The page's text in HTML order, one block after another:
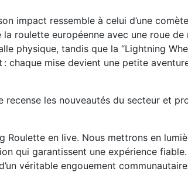
impact ressemble à celui d’une
roulette européenne avec une roue
physique, tandis que la “Lightning
chaque mise devient une petite
les nouveautés du secteur et
en live. Nous mettrons en
qui garantissent une expérience
véritable engouement